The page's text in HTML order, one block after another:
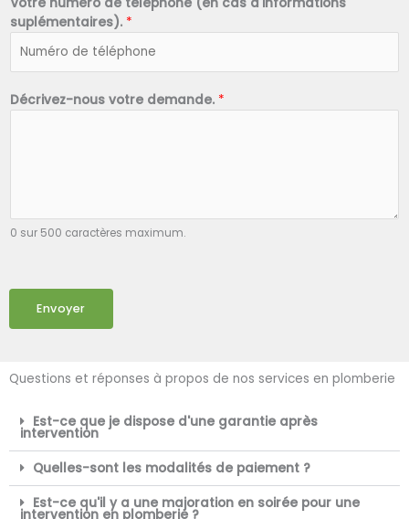
suplémentaires). *
Décrivez-nous votre demande. *
0 sur 500 caractères maximum.
Envoyer
Questions et réponses à propos de nos services en plomberie
Est-ce que je dispose d'une garantie après
intervention
Quelles-sont les modalités de paiement ?
Est-ce qu'il y a une majoration en soirée pour une
intervention en plomberie ?